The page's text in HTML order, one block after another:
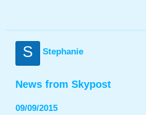
S Stephanie
News from Skypost
09/09/2015